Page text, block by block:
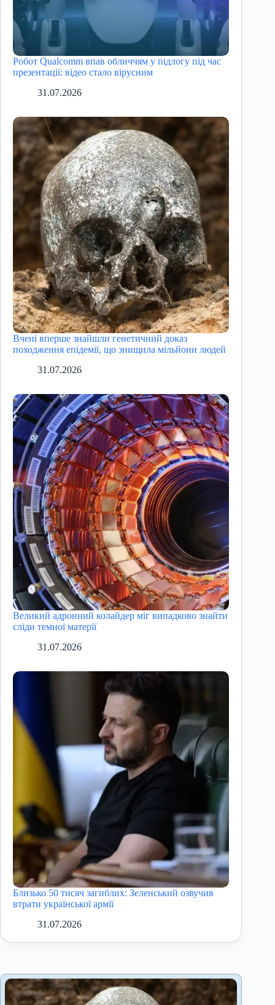
Робот Qualcomm впав обличчям у підлогу під час
презентації: відео стало вірусним
31.07.2026
Вчені вперше знайшли генетичний доказ
походження епідемії, що знищила мільйони людей
31.07.2026
Великий адронний колайдер міг випадково знайти
сліди темної матерії
31.07.2026
Близько 50 тисяч загиблих: Зеленський озвучив
втрати української армії
31.07.2026